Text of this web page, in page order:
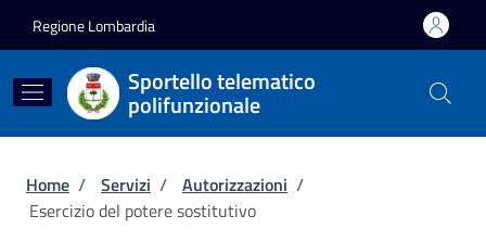
Regione Lombardia
Sportello telematico
polifunzionale
Briciole di pane
Home / Servizi / Autorizzazioni /
Esercizio del potere sostitutivo